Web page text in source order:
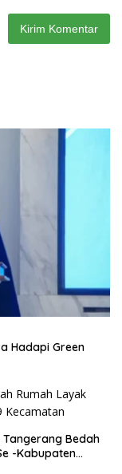
Hadapi Green
Bedah
-Kabupaten